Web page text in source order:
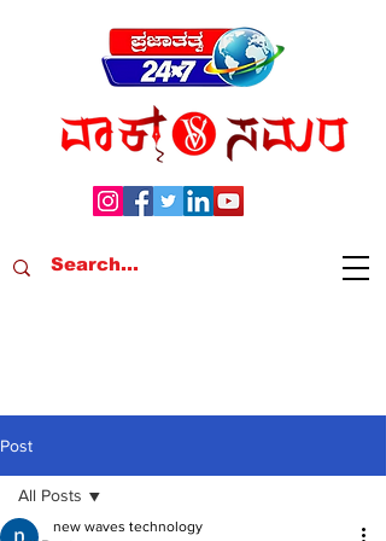
Post
All Posts
new waves technology